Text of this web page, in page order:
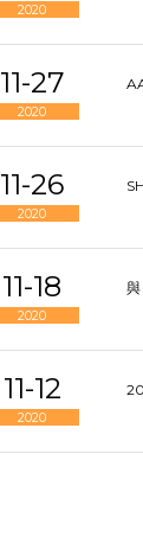
2020
11-27
2020
11-26
2020
11-18
2020
11-12
2020